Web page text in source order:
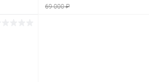
69 000 ₽